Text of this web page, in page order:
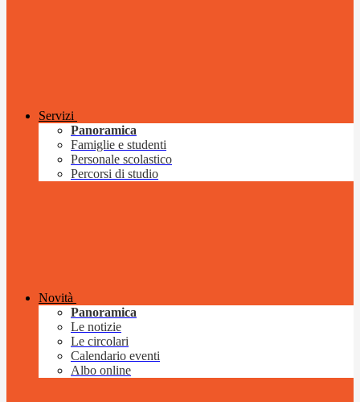
Servizi
Panoramica
Famiglie e studenti
Personale scolastico
Percorsi di studio
Novità
Panoramica
Le notizie
Le circolari
Calendario eventi
Albo online